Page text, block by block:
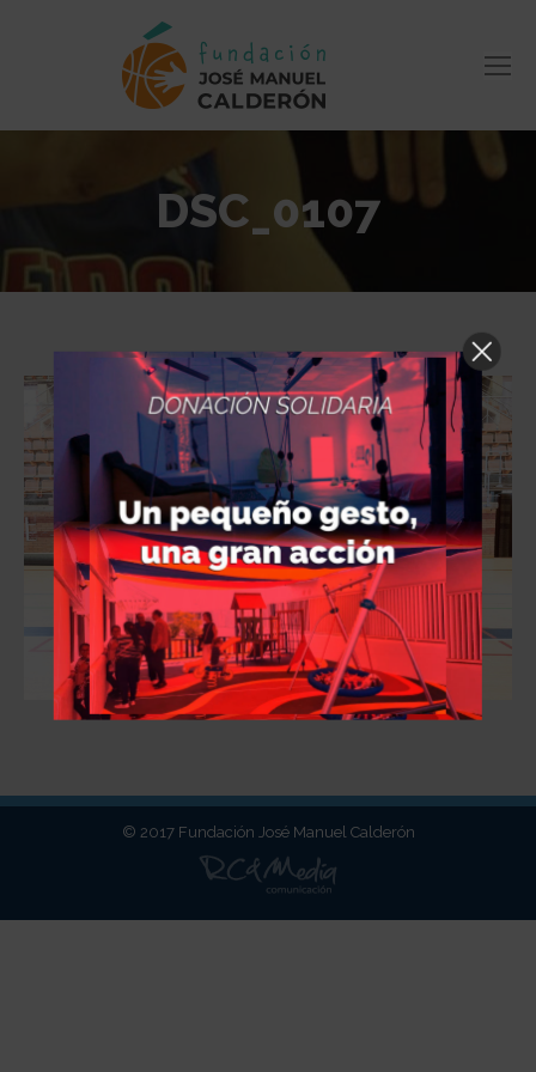
DSC_0107
Estás aquí:
© 2017 Fundación José Manuel Calderón